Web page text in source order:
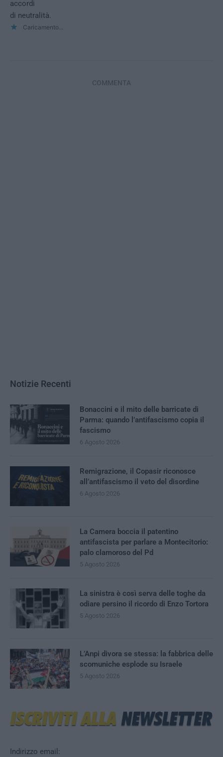
accordi
di neutralità.
Caricamento...
COMMENTA
Indirizzo email:
Notizie Recenti
Bonaccini e il mito delle barricate di
Parma: quando l’antifascismo copia il
fascismo
6 Agosto 2026
Remigrazione, il Copasir riconosce
all’antifascismo il veto del disordine
6 Agosto 2026
La Camera boccia il patentino
antifascista per parlare a Montecitorio:
palo clamoroso del Pd
5 Agosto 2026
La sinistra è così serva delle toghe da
odiare persino il ricordo di Enzo Tortora
5 Agosto 2026
L’Anpi divora se stessa: la fabbrica delle
scomuniche esplode su Israele
5 Agosto 2026